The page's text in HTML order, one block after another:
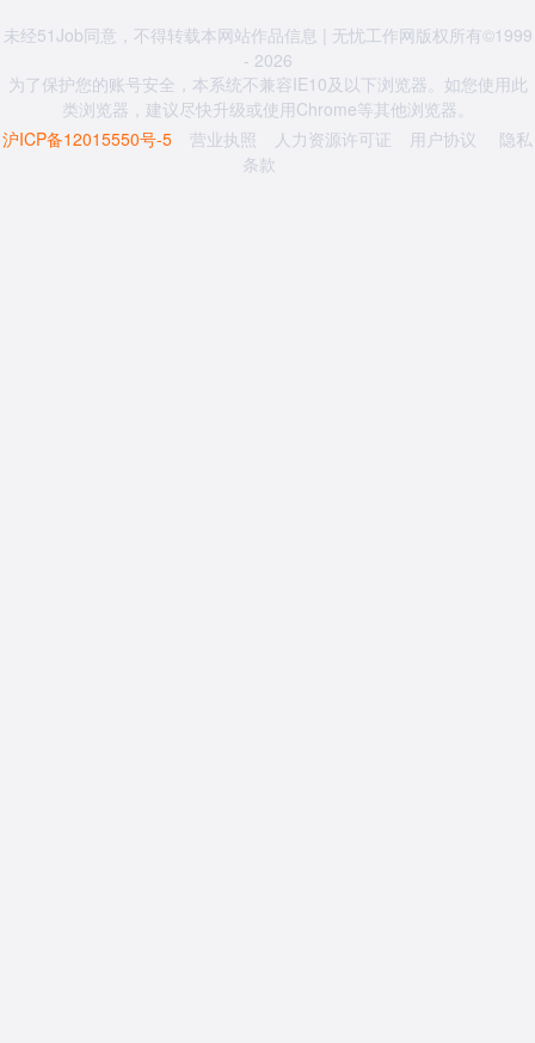
未经51Job同意，不得转载本网站作品信息 | 无忧工作网版权所有©1999
- 2026
为了保护您的账号安全，本系统不兼容IE10及以下浏览器。如您使用此
类浏览器，建议尽快升级或使用Chrome等其他浏览器。
沪ICP备12015550号-5
营业执照 人力资源许可证 用户协议
隐私
条款